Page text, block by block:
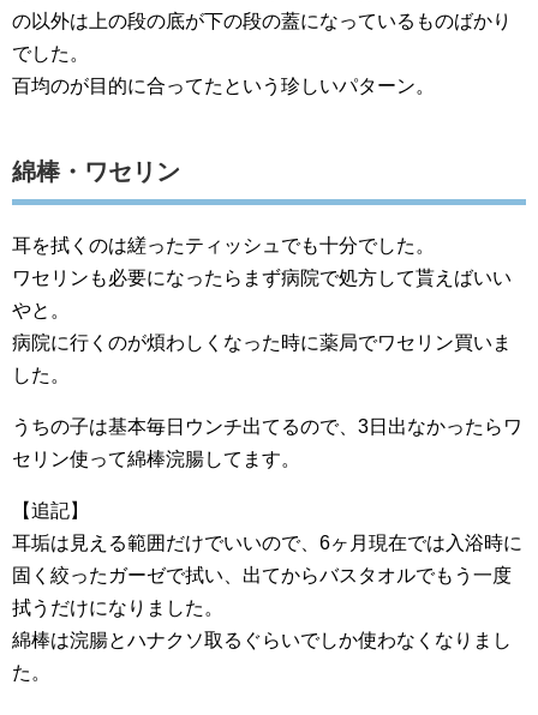
の以外は上の段の底が下の段の蓋になっているものばかり
でした。
百均のが目的に合ってたという珍しいパターン。
綿棒・ワセリン
耳を拭くのは縒ったティッシュでも十分でした。
ワセリンも必要になったらまず病院で処方して貰えばいい
やと。
病院に行くのが煩わしくなった時に薬局でワセリン買いま
した。
うちの子は基本毎日ウンチ出てるので、3日出なかったらワ
セリン使って綿棒浣腸してます。
【追記】
耳垢は見える範囲だけでいいので、6ヶ月現在では入浴時に
固く絞ったガーゼで拭い、出てからバスタオルでもう一度
拭うだけになりました。
綿棒は浣腸とハナクソ取るぐらいでしか使わなくなりまし
た。